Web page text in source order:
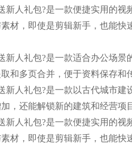
新人礼包?是一款便捷实用的视
材，即使是剪辑新手，也能快
新人礼包?是一款适合办公场景
和多页合并，便于资料保存和
新人礼包?是一款以古代城市建
，还能解锁新的建筑和经营项
新人礼包?是一款便捷实用的视
材，即使是剪辑新手，也能快